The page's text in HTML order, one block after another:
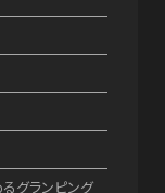
グランピング